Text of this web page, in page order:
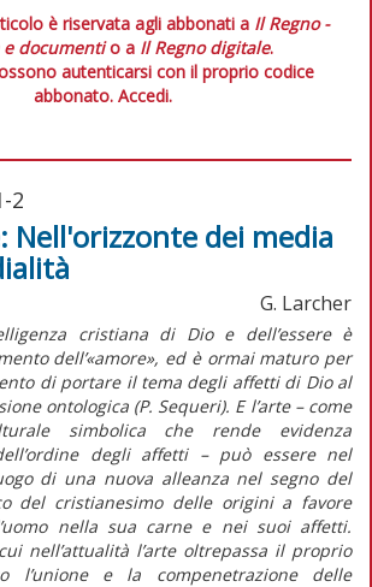
è riservata agli abbonati a Il Regno -
documentio a Il Regno digitale.
autenticarsi con il proprio codice
abbonato. Accedi.
2
Nell'orizzonte dei media
G. Larcher
cristiana di Dio e dell’essere è
dell’«amore», ed è ormai maturo per
di portare il tema degli affetti di Dio al
ontologica (P. Sequeri). E l’arte – come
simbolica che rende evidenza
degli affetti – può essere nel
di una nuova alleanza nel segno del
del cristianesimo delle origini a favore
nella sua carne e nei suoi affetti.
nell’attualità l’arte oltrepassa il proprio
l’unione e la compenetrazione delle